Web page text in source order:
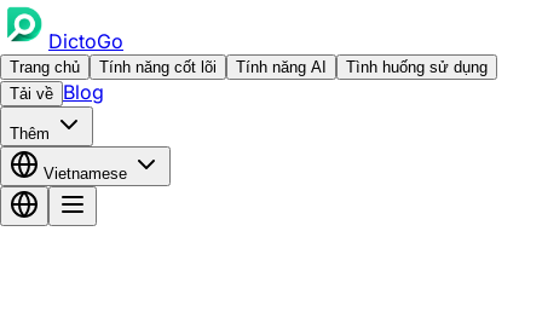
DictoGo
Trang chủ Tính năng cốt lõi Tính năng AI
Tình huống sử dụng
Tải về Blog
Thêm
Vietnamese